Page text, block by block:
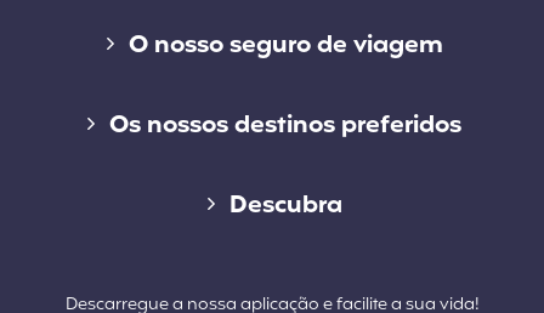
O nosso seguro de viagem
Seguro de curta duração
Cap Student
Os nossos destinos preferidos
Descubra
Descarregue a nossa aplicação e facilite a sua vida!